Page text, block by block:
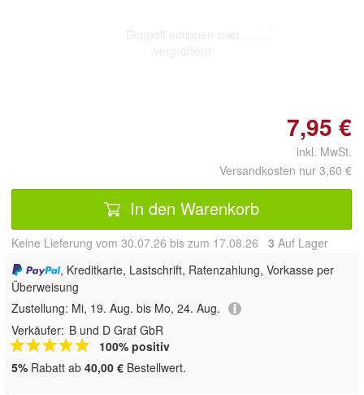
Doppelt antippen zum
7,95 €
inkl. MwSt.
Versandkosten nur 3,60 €
In den Warenkorb
Keine Lieferung vom 30.07.26 bis zum 17.08.26 3 Auf Lager
, Kreditkarte, Lastschrift, Ratenzahlung, Vorkasse per
Überweisung
Zustellung: Mi, 19. Aug. bis Mo, 24. Aug.
Verkäufer: B und D Graf GbR
100% positiv
5% Rabatt ab 40,00 € Bestellwert.